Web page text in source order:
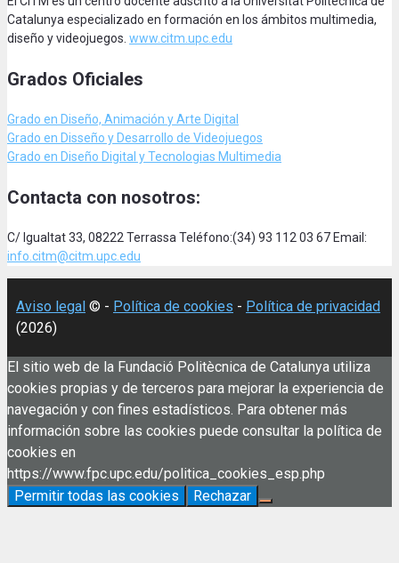
Catalunya especializado en formación en los ámbitos multimedia,
diseño y videojuegos. www.citm.upc.edu
Grados Oficiales
Grado en Diseño, Animación y Arte Digital
Grado en Disseño y Desarrollo de Videojuegos
Grado en Diseño Digital y Tecnologias Multimedia
Contacta con nosotros:
C/ Igualtat 33, 08222 Terrassa Teléfono:(34) 93 112 03 67 Email:
info.citm@citm.upc.edu
Aviso legal © - Política de cookies - Política de privacidad
(2026)
El sitio web de la Fundació Politècnica de Catalunya utiliza
cookies propias y de terceros para mejorar la experiencia de
navegación y con fines estadísticos. Para obtener más
información sobre las cookies puede consultar la política de
cookies en
https://www.fpc.upc.edu/politica_cookies_esp.php
Permitir todas las cookies
Rechazar